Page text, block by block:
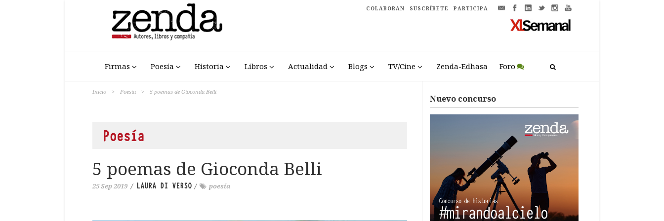
COLABORAN SUSCRÍBETE PARTICIPA
Firmas Poesía Historia Libros Actualidad Blogs TV/Cine Zenda-Edhasa Foro
Inicio > Poesía > 5 poemas de Gioconda Belli
Poesía
5 poemas de Gioconda Belli
25 Sep 2019 / LAURA DI VERSO / poesía
Nuevo concurso